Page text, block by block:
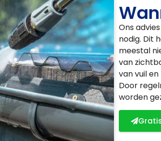
Ons
nodig. Dit
meestal
van
van vuil
Door
worden